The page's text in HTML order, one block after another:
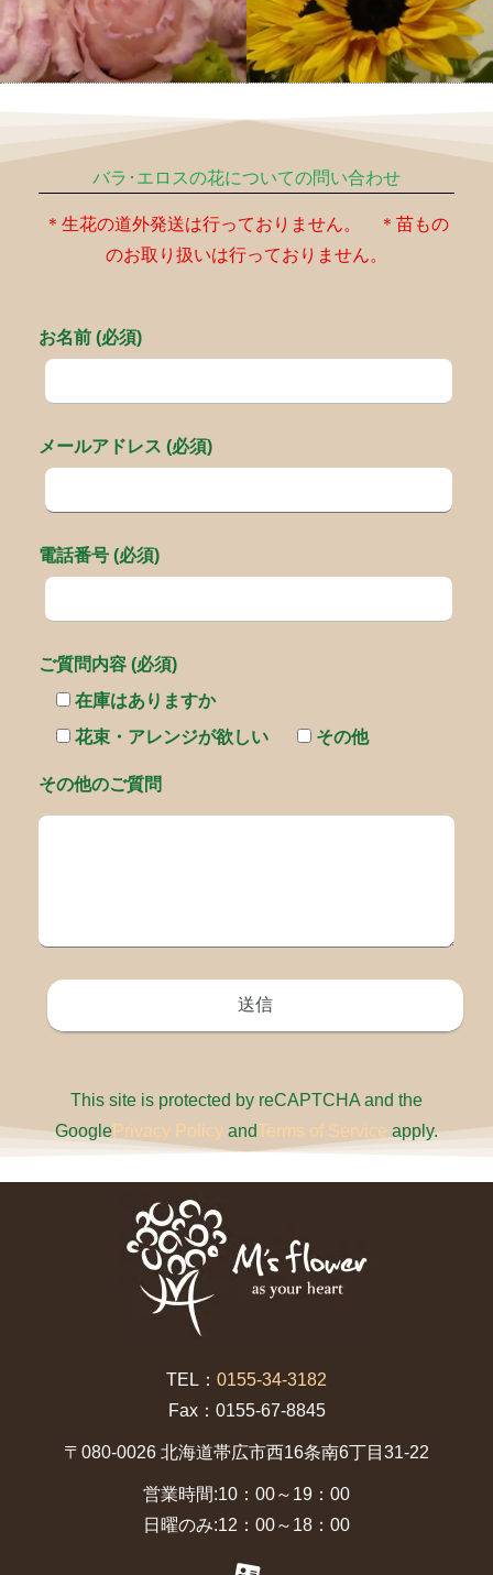
バラ･エロスの花についての問い合わせ
＊生花の道外発送は行っておりません。 ＊苗もの
のお取り扱いは行っておりません。
お名前 (必須)
メールアドレス (必須)
電話番号 (必須)
ご質問内容 (必須)
在庫はありますか
花束・アレンジが欲しい
その他
その他のご質問
This site is protected by reCAPTCHA and the
GooglePrivacy Policy andTerms of Service apply.
TEL： 0155-34-3182
Fax：0155-67-8845
〒080-0026 北海道帯広市西16条南6丁目31-22
営業時間:10：00～19：00
日曜のみ:12：00～18：00